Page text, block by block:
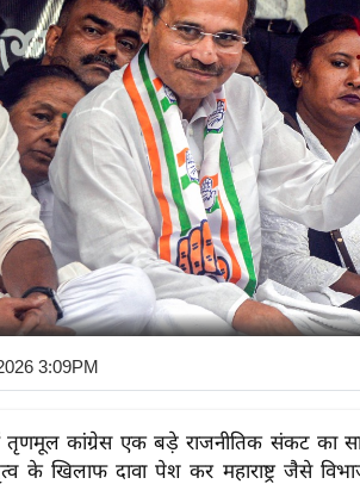
3:09PM
तृणमूल कांग्रेस एक बड़े राजनीतिक संकट का
के खिलाफ दावा पेश कर महाराष्ट्र जैसे